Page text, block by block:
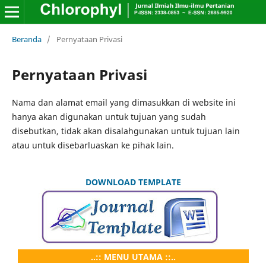
Beranda / Pernyataan Privasi
Pernyataan Privasi
Nama dan alamat email yang dimasukkan di website ini
hanya akan digunakan untuk tujuan yang sudah
disebutkan, tidak akan disalahgunakan untuk tujuan lain
atau untuk disebarluaskan ke pihak lain.
DOWNLOAD TEMPLATE
..:: MENU UTAMA ::..